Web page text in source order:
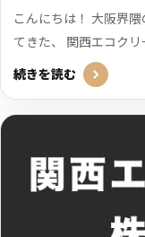
こんにちは！ 大阪界
てきた、 関西エコク
続きを読む